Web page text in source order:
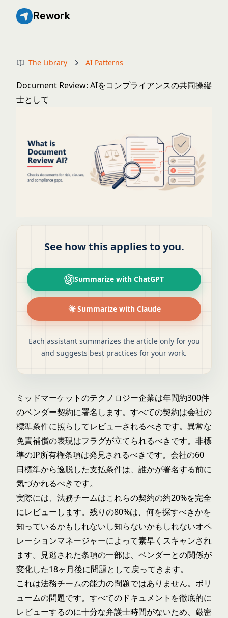
Rework
The Library AI Patterns
Document Review: AIをコンプライアンスの共同操縦
士として
See how this applies to you.
Summarize with ChatGPT
Summarize with Claude
Each assistant summarizes the article only for you
and suggests best practices for your work.
ミッドマーケットのテクノロジー企業は年間約300件
のベンダー契約に署名します。すべての契約は会社の
標準条件に照らしてレビューされるべきです。異常な
免責補償の表現はフラグが立てられるべきです。非標
準のIP所有権条項は発見されるべきです。会社の60
日標準から逸脱した支払条件は、誰かが署名する前に
気づかれるべきです。
実際には、法務チームはこれらの契約の約20%を完全
にレビューします。残りの80%は、何を探すべきかを
知っているかもしれないし知らないかもしれないオペ
レーションマネージャーによって素早くスキャンされ
ます。見逃された条項の一部は、ベンダーとの関係が
変化した18ヶ月後に問題として戻ってきます。
これは法務チームの能力の問題ではありません。ボリ
ュームの問題です。すべてのドキュメントを徹底的に
レビューするのに十分な弁護士時間がないため、厳密